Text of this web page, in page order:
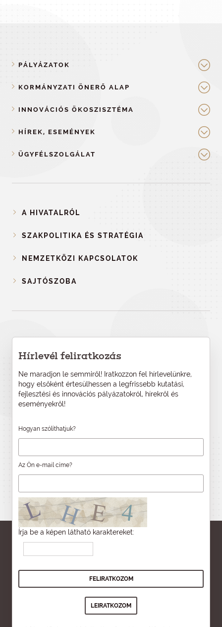
PÁLYÁZATOK
KORMÁNYZATI ÖNERŐ ALAP
INNOVÁCIÓS ÖKOSZISZTÉMA
HÍREK, ESEMÉNYEK
ÜGYFÉLSZOLGÁLAT
A HIVATALRÓL
SZAKPOLITIKA ÉS STRATÉGIA
NEMZETKÖZI KAPCSOLATOK
SAJTÓSZOBA
Hírlevél feliratkozás
Ne maradjon le semmiről! Iratkozzon fel hírlevelünkre,
hogy elsőként értesülhessen a legfrissebb kutatási,
fejlesztési és innovációs pályázatokról, hírekről és
eseményekről!
Hogyan szólíthatjuk?
Az Ön e-mail címe?
Írja be a képen látható karaktereket: